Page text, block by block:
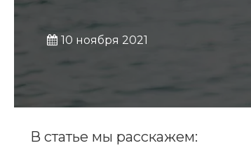
10 ноября 2021
В статье мы расскажем: